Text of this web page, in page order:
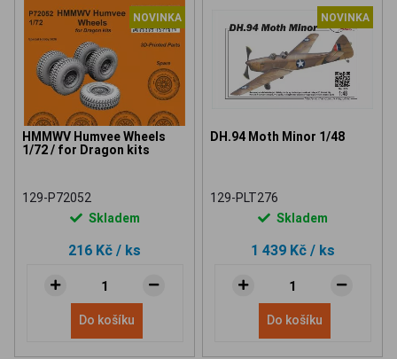
NOVINKA
HMMWV Humvee Wheels
1/72 / for Dragon kits
129-P72052
Skladem
216 Kč / ks
Do košíku
NOVINKA
DH.94 Moth Minor 1/48
129-PLT276
Skladem
1 439 Kč / ks
Do košíku